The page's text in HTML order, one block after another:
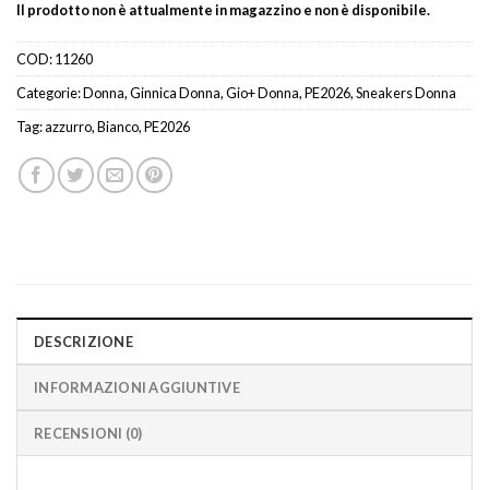
Il prodotto non è attualmente in magazzino e non è disponibile.
COD:11260
Categorie:Donna,Ginnica Donna,Gio+ Donna,PE2026,Sneakers Donna
Tag:azzurro,Bianco,PE2026
DESCRIZIONE
INFORMAZIONI AGGIUNTIVE
RECENSIONI (0)